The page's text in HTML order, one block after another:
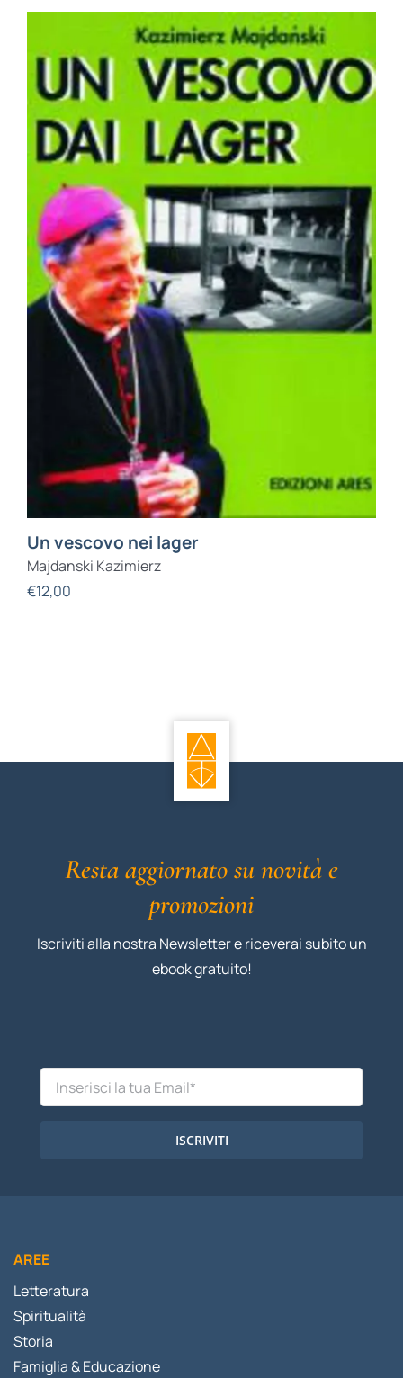
BIOGRAFIE
ATTUALITÀ
Un vescovo nei lager
Majdanski Kazimierz
€12,00
Resta aggiornato su novità e
promozioni
Iscriviti alla nostra Newsletter e riceverai subito un
ebook gratuito!
ISCRIVITI
AREE
Letteratura
Spiritualità
Storia
Famiglia & Educazione